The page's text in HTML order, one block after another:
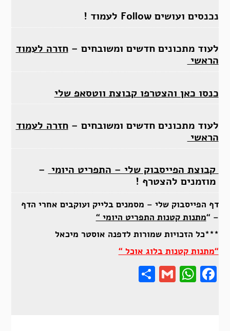
נכנסים ועושים Follow לעמוד !
לעוד מתכונים חדשים ומשובחים –חזרה לעמוד
הראשי
כנסו כאן והצטרפו קבוצת ווטסאפ שלי
לעוד מתכונים חדשים ומשובחים –חזרה לעמוד
הראשי
קבוצת הפייסבוק שלי – התפריט היומי –
מוזמנים להצטרף !
דף הפייסבוק שלי – מסמנים בלייק ועוקבים אחרי הדף
– “מתנות קטנות התפריט היומי “
***כל הזכויות שמורות לדפנה אוסטר מיכאל
“מתנות קטנות בלוג אוכל “
Gmail
Share